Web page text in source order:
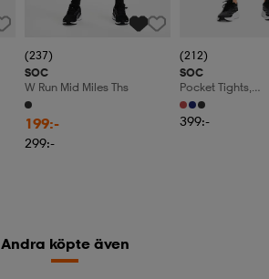
(237)
SOC
W Run Mid Miles Ths
199:-
299:-
(212)
SOC
Pocket Tights,
Träningstights,
399:-
Andra köpte även